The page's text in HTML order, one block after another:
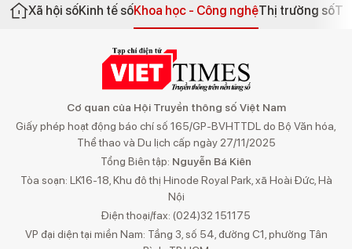
Xã hội sốKinh tế sốKhoa học - Công nghệThị trường số
Cơ quan của Hội Truyền thông số Việt Nam
Giấy phép hoạt động báo chí số 165/GP-BVHTTDL do Bộ Văn hóa,
Thể thao và Du lịch cấp ngày 27/11/2025
Tổng Biên tập: Nguyễn Bá Kiên
Tòa soạn: LK16-18, Khu đô thị Hinode Royal Park, xã Hoài Đức, Hà
Nội
Điện thoại/fax: (024)32 151175
VP đại diện tại miền Nam: Tầng 3, số 54, đường C1, phường Tân